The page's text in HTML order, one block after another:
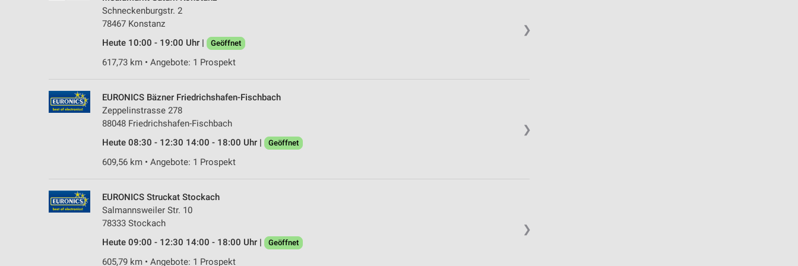
❯
Schneckenburgstr. 2
78467 Konstanz
Heute 10:00 - 19:00 Uhr |
Geöffnet
617,73 km • Angebote: 1 Prospekt
❯
EURONICS Bäzner Friedrichshafen-Fischbach
Zeppelinstrasse 278
88048 Friedrichshafen-Fischbach
Heute 08:30 - 12:30 14:00 - 18:00 Uhr |
Geöffnet
609,56 km • Angebote: 1 Prospekt
❯
EURONICS Struckat Stockach
Salmannsweiler Str. 10
78333 Stockach
Heute 09:00 - 12:30 14:00 - 18:00 Uhr |
Geöffnet
605,79 km • Angebote: 1 Prospekt